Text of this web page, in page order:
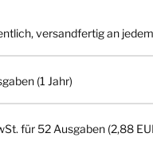
versandfertig an
(1 Jahr)
für 52 Ausgaben (2,88